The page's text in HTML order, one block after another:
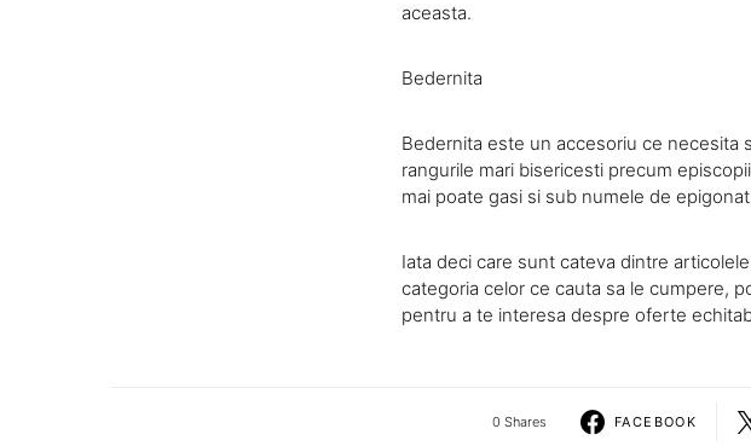
aceasta.
Bedernita
Bedernita este un accesoriu ce necesita
rangurile mari bisericesti precum
mai poate gasi si sub numele de
Iata deci care sunt cateva dintre
categoria celor ce cauta sa le cumpere,
pentru a te interesa despre oferte
0 Shares FACEBOOK